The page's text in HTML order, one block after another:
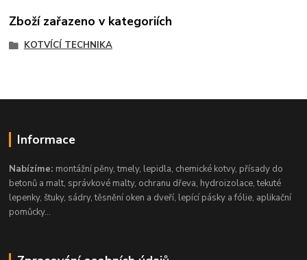
Zboží zařazeno v kategoriích
KOTVÍCÍ TECHNIKA
Informace
Nabízíme: montážní pěny, tmely, lepidla, chemické kotvy, přísady do
betonů a malt, správkové malty, ochranu dřeva, hydroizolace, tekuté
lepenky, štuky, sádry, těsnění oken a dveří, lepící pásky a fólie, aplikační
pomůcky...